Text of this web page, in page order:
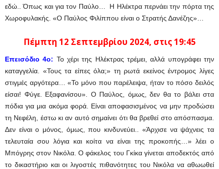
εδώ.. Όπως και για τον Παύλο… Η Ηλέκτρα περνάει την πόρτα της
Χωροφυλακής. «Ο Παύλος Φιλίππου είναι ο Στρατής Δανέζης»…
Πέμπτη 12 Σεπτεμβρίου 2024, στις 19:45
Επεισόδιο 4ο: Το χέρι της Ηλέκτρας τρέμει, αλλά υπογράφει την
καταγγελία. «Τους τα είπες όλα;» τη ρωτά εκείνος έντρομος λίγες
στιγμές αργότερα… «Το μόνο που παρέλειψα, ήταν το πόσο δειλός
είσαι! Φύγε. Εξαφανίσου». Ο Παύλος, όμως, δεν θα το βάλει στα
πόδια για μια ακόμα φορά. Είναι αποφασισμένος να μην προδώσει
τη Νεφέλη, έστω κι αν αυτό σημαίνει ότι θα βρεθεί στο απόσπασμα.
Δεν είναι ο μόνος, όμως, που κινδυνεύει.. «Άρχισε να ψάχνεις τα
τελευταία σου λόγια και κοίτα να είναι της προκοπής…» λέει ο
Μπόγρης στον Νικόλα. Ο φάκελος του Γκίκα γίνεται αποδεκτός από
το δικαστήριο και οι λιγοστές πιθανότητες του Νικόλα να αθωωθεί